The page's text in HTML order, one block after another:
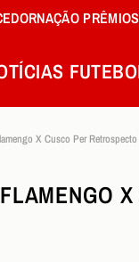
NAÇÃO PRÊMIOS
FLAMENGO